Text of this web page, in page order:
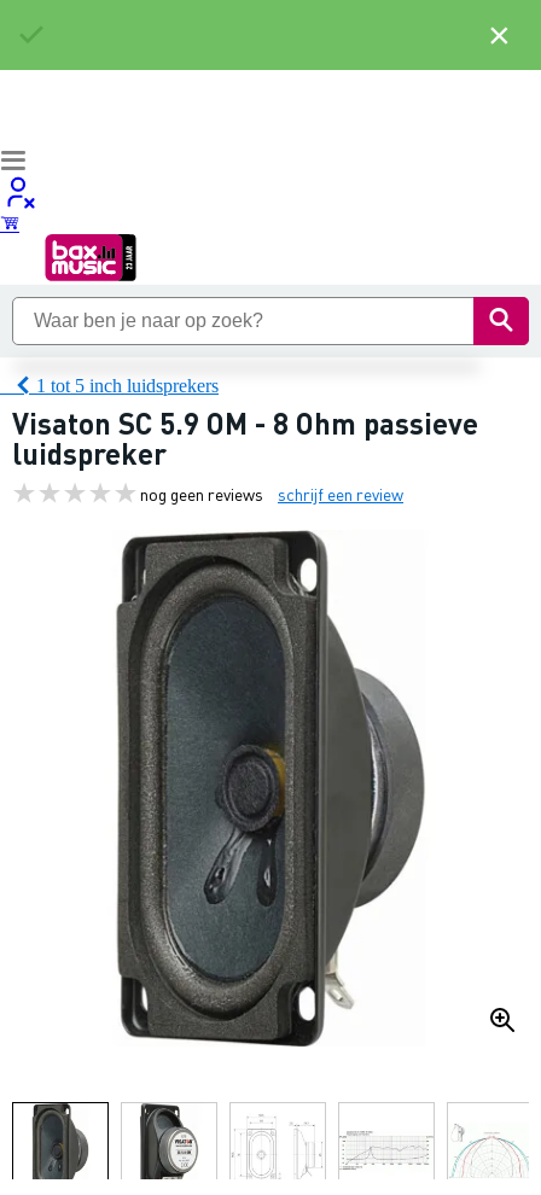
1 tot 5 inch luidsprekers
Visaton SC 5.9 OM - 8 Ohm passieve
luidspreker
nog geen reviews schrijf een review
×